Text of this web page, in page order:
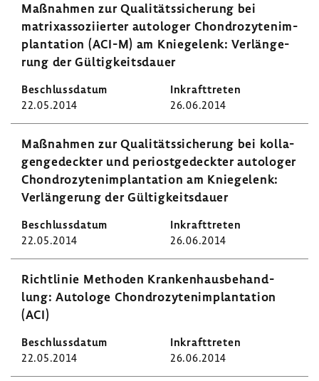
Maßnahmen zur Quali­täts­si­che­rung bei
matrixas­so­zi­ierter auto­loger Chon­dro­zy­ten­im­
plan­ta­tion (ACI-M) am Knie­ge­lenk: Verlän­ge­
rung der Gültig­keits­dauer
22.05.2014 26.06.2014
Maßnahmen zur Quali­täts­si­che­rung bei kolla­
gen­ge­deckter und peri­ost­ge­deckter auto­loger
Chon­dro­zy­ten­im­plan­ta­tion am Knie­ge­lenk:
Verlän­ge­rung der Gültig­keits­dauer
22.05.2014 26.06.2014
Richt­linie Methoden Kran­ken­haus­be­hand­
lung: Auto­loge Chon­dro­zy­ten­im­plan­ta­tion
(ACI)
22.05.2014 26.06.2014